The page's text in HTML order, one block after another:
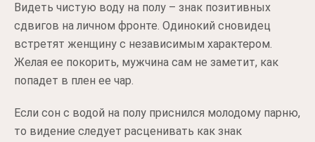
Видеть чистую воду на полу – знак позитивных
сдвигов на личном фронте. Одинокий сновидец
встретят женщину с независимым характером.
Желая ее покорить, мужчина сам не заметит, как
попадет в плен ее чар.
Если сон с водой на полу приснился молодому парню,
то видение следует расценивать как знак